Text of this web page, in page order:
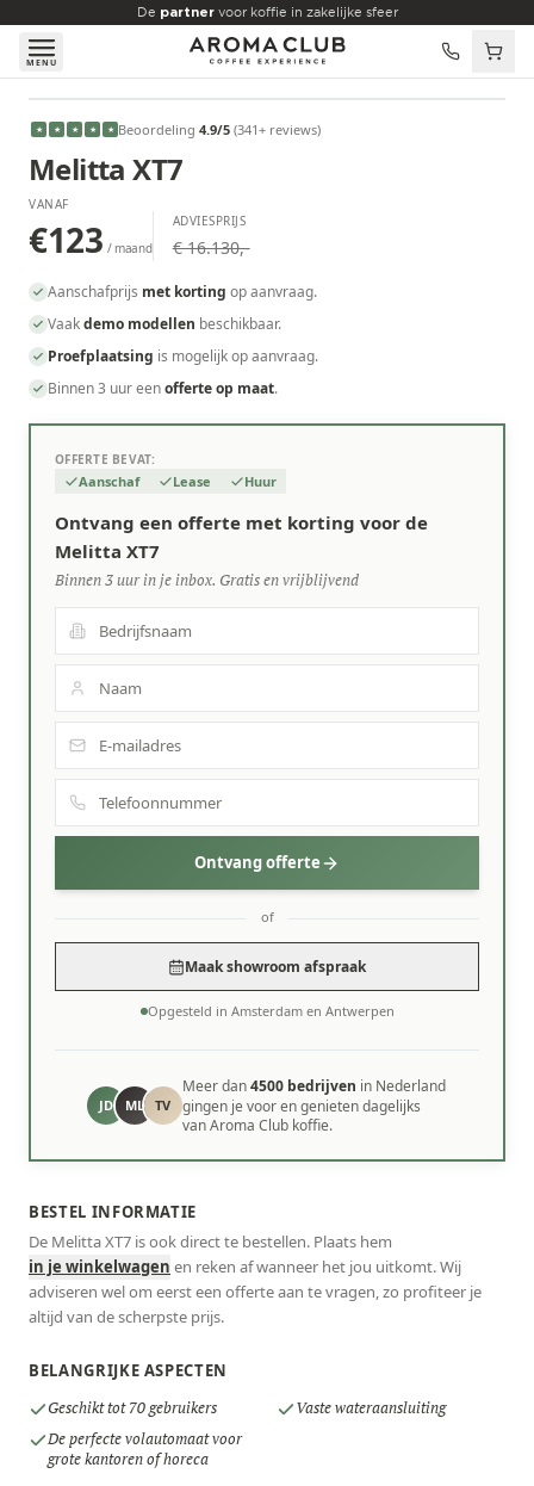
Skip to main content
De partnervoor koffie in zakelijke sfeer
MENU
VANAF
€123
★ ★ ★ ★ ★ Beoordeling 4.9/5 (341+ reviews)
Melitta XT7
VANAF
€123 / maand
ADVIESPRIJS
€ 16.130,-
Aanschafprijs met korting op aanvraag.
Vaakdemo modellen beschikbaar.
Proefplaatsing is mogelijk op aanvraag.
Binnen 3 uur eenofferte op maat.
OFFERTE BEVAT:
Aanschaf Lease Huur
Ontvang een offerte met korting voor de
Melitta XT7
Binnen 3 uur in je inbox. Gratis en vrijblijvend
Ontvang offerte
of
Maak showroom afspraak
Opgesteld in Amsterdam en Antwerpen
JD ML TV
Meer dan4500 bedrijven in Nederland
gingen je voor en genieten dagelijks
van Aroma Club koffie.
BESTEL INFORMATIE
De Melitta XT7 is ook direct te bestellen. Plaats hem
in je winkelwagen en reken af wanneer het jou uitkomt. Wij
adviseren wel om eerst een offerte aan te vragen, zo profiteer je
altijd van de scherpste prijs.
BELANGRIJKE ASPECTEN
Geschikt tot 70 gebruikers
Vaste wateraansluiting
De perfecte volautomaat voor
grote kantoren of horeca